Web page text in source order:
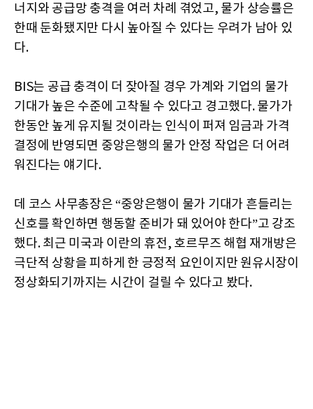
너지와 공급망 충격을 여러 차례 겪었고, 물가 상승률은
한때 둔화됐지만 다시 높아질 수 있다는 우려가 남아 있
다.
BIS는 공급 충격이 더 잦아질 경우 가계와 기업의 물가
기대가 높은 수준에 고착될 수 있다고 경고했다. 물가가
한동안 높게 유지될 것이라는 인식이 퍼져 임금과 가격
결정에 반영되면 중앙은행의 물가 안정 작업은 더 어려
워진다는 얘기다.
데 코스 사무총장은 “중앙은행이 물가 기대가 흔들리는
신호를 확인하면 행동할 준비가 돼 있어야 한다”고 강조
했다. 최근 미국과 이란의 휴전, 호르무즈 해협 재개방은
극단적 상황을 피하게 한 긍정적 요인이지만 원유시장이
정상화되기까지는 시간이 걸릴 수 있다고 봤다.